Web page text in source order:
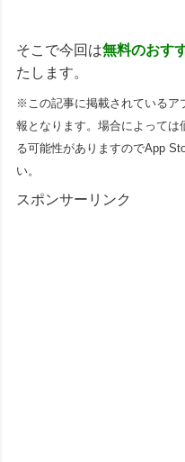
そこで今回は無料のおす
たします。
※この記事に掲載されているア
報となります。場合によって
る可能性がありますのでApp
い。
スポンサーリンク